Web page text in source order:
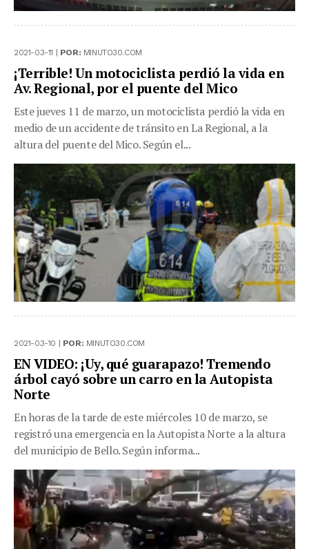
2021-03-11 | POR: MINUTO30.COM
¡Terrible! Un motociclista perdió la vida en
Av. Regional, por el puente del Mico
Este jueves 11 de marzo, un motociclista perdió la vida en
medio de un accidente de tránsito en La Regional, a la
altura del puente del Mico. Según el...
2021-03-10 | POR: MINUTO30.COM
EN VIDEO: ¡Uy, qué guarapazo! Tremendo
árbol cayó sobre un carro en la Autopista
Norte
En horas de la tarde de este miércoles 10 de marzo, se
registró una emergencia en la Autopista Norte a la altura
del municipio de Bello. Según informa...